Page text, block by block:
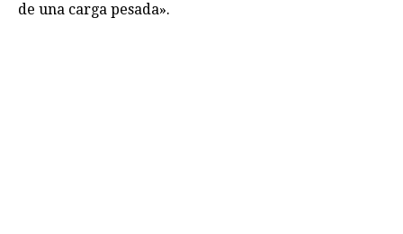
de una carga pesada».